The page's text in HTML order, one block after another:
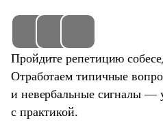
Пройдите репетицию
Отработаем типичные
и невербальные сигналы —
с практикой.